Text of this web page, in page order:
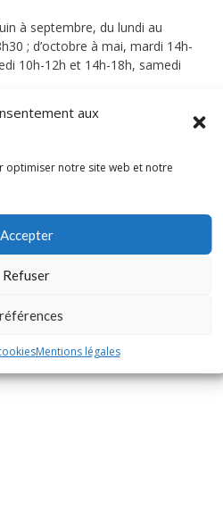
aux
optimiser notre site web et notre
Accepter
Refuser
Mentions légales
à septembre, du lundi au
; d’octobre à mai, mardi 14h-
10h-12h et 14h-18h, samedi
; étudiant, PMR, chômeur 3 € (VG
Montmélian
mvvs